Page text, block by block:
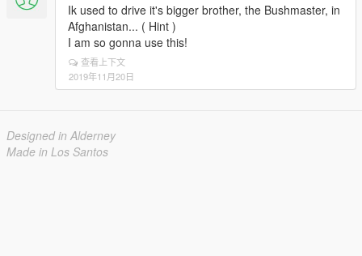
Ik used to drive it's bigger brother, the Bushmaster, in
Afghanistan... ( Hint )
I am so gonna use this!
查看上下文
2019年11月20日
Designed in Alderney
Made in Los Santos